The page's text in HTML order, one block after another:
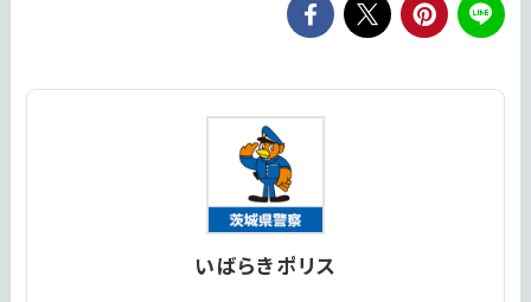
いばらきポリス